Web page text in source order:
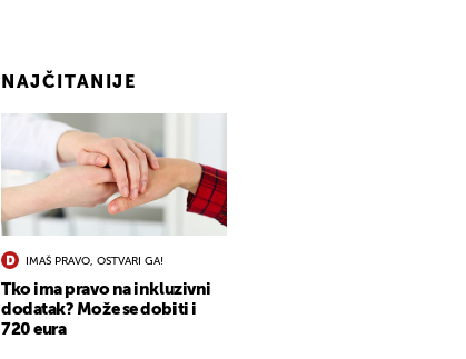
NAJČITANIJE
IMAŠ PRAVO, OSTVARI GA!
Tko ima pravo na inkluzivni
dodatak? Može se dobiti i
720 eura